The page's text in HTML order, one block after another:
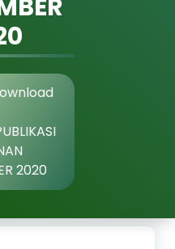
2020